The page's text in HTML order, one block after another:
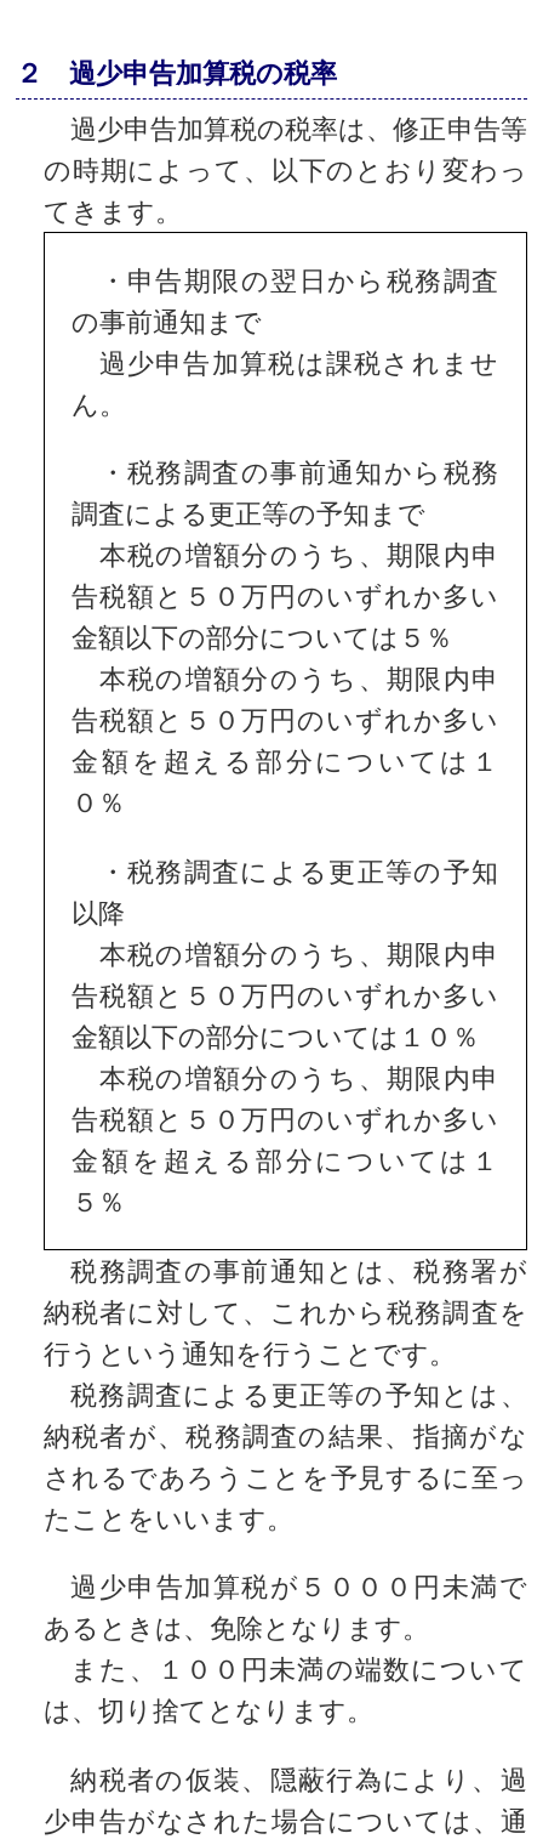
２ 過少申告加算税の税率
過少申告加算税の税率は、修正申告等
の時期によって、以下のとおり変わっ
てきます。
・申告期限の翌日から税務調査
の事前通知まで
過少申告加算税は課税されませ
ん。
・税務調査の事前通知から税務
調査による更正等の予知まで
本税の増額分のうち、期限内申
告税額と５０万円のいずれか多い
金額以下の部分については５％
本税の増額分のうち、期限内申
告税額と５０万円のいずれか多い
金額を超える部分については１
０％
・税務調査による更正等の予知
以降
本税の増額分のうち、期限内申
告税額と５０万円のいずれか多い
金額以下の部分については１０％
本税の増額分のうち、期限内申
告税額と５０万円のいずれか多い
金額を超える部分については１
５％
税務調査の事前通知とは、税務署が
納税者に対して、これから税務調査を
行うという通知を行うことです。
税務調査による更正等の予知とは、
納税者が、税務調査の結果、指摘がな
されるであろうことを予見するに至っ
たことをいいます。
過少申告加算税が５０００円未満で
あるときは、免除となります。
また、１００円未満の端数について
は、切り捨てとなります。
納税者の仮装、隠蔽行為により、過
少申告がなされた場合については、通